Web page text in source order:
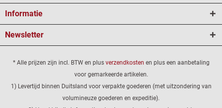
Informatie
Newsletter
* Alle prijzen zijn incl. BTW en plus verzendkosten en plus een aanbetaling
voor gemarkeerde artikelen.
1) Levertijd binnen Duitsland voor verpakte goederen (met uitzondering van
volumineuze goederen en expeditie).